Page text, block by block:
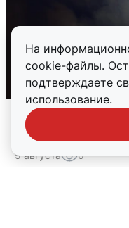
На
cookie-файлы.
подтверждаете
использование.
Взрывы в
тревоги
5 августа 0